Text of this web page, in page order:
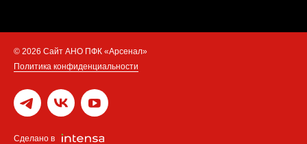
© 2026 Сайт АНО ПФК «Арсенал»
Политика конфиденциальности
Сделано в